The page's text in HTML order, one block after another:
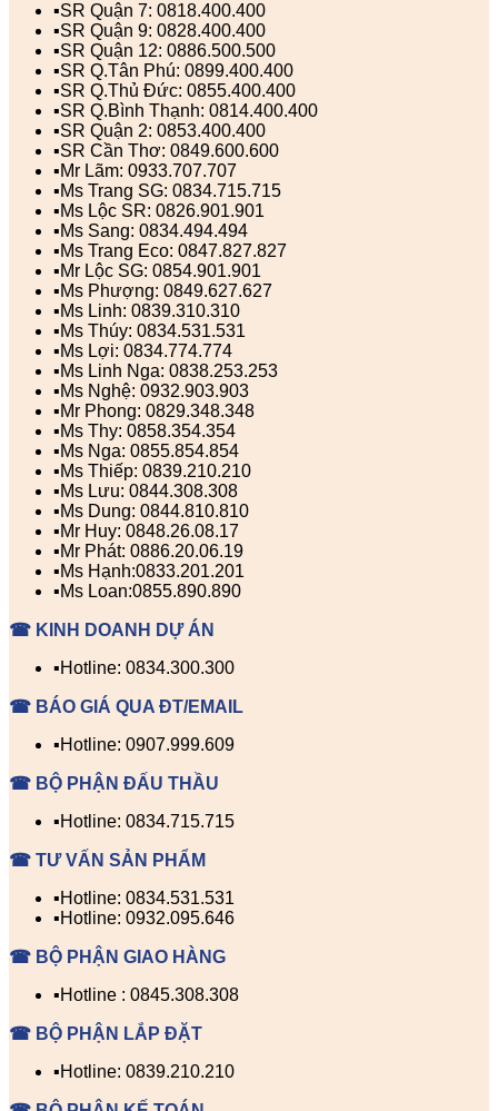
▪️SR Quận 7: 0818.400.400
▪️SR Quận 9: 0828.400.400
▪️SR Quận 12: 0886.500.500
▪️SR Q.Tân Phú: 0899.400.400
▪️SR Q.Thủ Đức: 0855.400.400
▪️SR Q.Bình Thạnh: 0814.400.400
▪️SR Quận 2: 0853.400.400
▪️SR Cần Thơ: 0849.600.600
▪️Mr Lãm: 0933.707.707
▪️Ms Trang SG: 0834.715.715
▪️Ms Lộc SR: 0826.901.901
▪️Ms Sang: 0834.494.494
▪️Ms Trang Eco: 0847.827.827
▪️Mr Lộc SG: 0854.901.901
▪️Ms Phượng: 0849.627.627
▪️Ms Linh: 0839.310.310
▪️Ms Thúy: 0834.531.531
▪️Ms Lợi: 0834.774.774
▪️Ms Linh Nga: 0838.253.253
▪️Ms Nghệ: 0932.903.903
▪️Mr Phong: 0829.348.348
▪️Ms Thy: 0858.354.354
▪️Ms Nga: 0855.854.854
▪️Ms Thiếp: 0839.210.210
▪️Ms Lưu: 0844.308.308
▪️Ms Dung: 0844.810.810
▪️Mr Huy: 0848.26.08.17
▪️Mr Phát: 0886.20.06.19
▪️Ms Hạnh:0833.201.201
▪️Ms Loan:0855.890.890
☎ KINH DOANH DỰ ÁN
▪️Hotline: 0834.300.300
☎ BÁO GIÁ QUA ĐT/EMAIL
▪️Hotline: 0907.999.609
☎ BỘ PHẬN ĐẤU THẦU
▪️Hotline: 0834.715.715
☎ TƯ VẤN SẢN PHẨM
▪️Hotline: 0834.531.531
▪️Hotline: 0932.095.646
☎ BỘ PHẬN GIAO HÀNG
▪️Hotline : 0845.308.308
☎ BỘ PHẬN LẮP ĐẶT
▪️Hotline: 0839.210.210